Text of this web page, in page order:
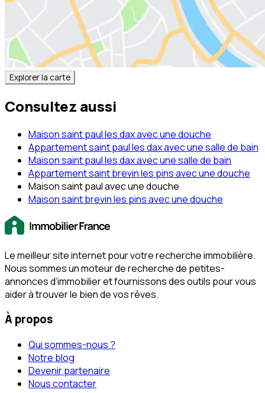
Explorer la carte
Consultez aussi
Maison saint paul les dax avec une douche
Appartement saint paul les dax avec une salle de bain
Maison saint paul les dax avec une salle de bain
Appartement saint brevin les pins avec une douche
Maison saint paul avec une douche
Maison saint brevin les pins avec une douche
Le meilleur site internet pour votre recherche immobilière.
Nous sommes un moteur de recherche de petites-
annonces d‘immobilier et fournissons des outils pour vous
aider à trouver le bien de vos rêves.
À propos
Qui sommes-nous ?
Notre blog
Devenir partenaire
Nous contacter